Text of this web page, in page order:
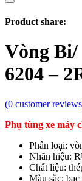
Product share:
Vòng
6204 –
(0 customer
Phụ tùng xe máy
Phân loại:
Nhãn hiệu:
Chất liệu:
Màu sắc: bạc